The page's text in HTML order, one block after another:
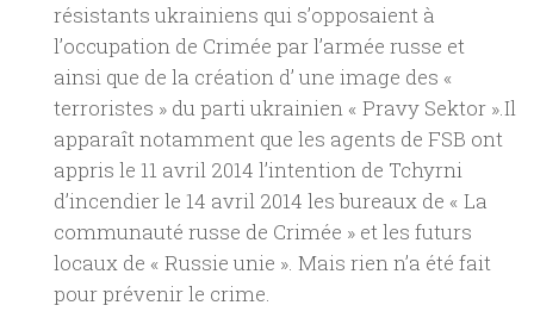
résistants ukrainiens qui s’opposaient à
l’occupation de Crimée par l’armée russe et
ainsi que de la création d’ une image des «
terroristes » du parti ukrainien « Pravy Sektor ».Il
apparaît notamment que les agents de FSB ont
appris le 11 avril 2014 l’intention de Tchyrni
d’incendier le 14 avril 2014 les bureaux de « La
communauté russe de Crimée » et les futurs
locaux de « Russie unie ». Mais rien n’a été fait
pour prévenir le crime.